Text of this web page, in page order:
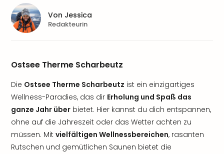
Ostsee Therme Scharbeutz
Die Ostsee Therme Scharbeutz ist ein einzigartiges
Wellness-Paradies, das dir Erholung und Spaß das
ganze Jahr über bietet. Hier kannst du dich entspannen,
ohne auf die Jahreszeit oder das Wetter achten zu
müssen. Mit vielfältigen Wellnessbereichen, rasanten
Rutschen und gemütlichen Saunen bietet die
Von Jessica
Redakteurin